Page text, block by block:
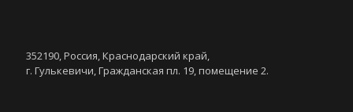
352190, Россия, Краснодарский край,
г. Гулькевичи, Гражданская пл. 19, помещение 2.